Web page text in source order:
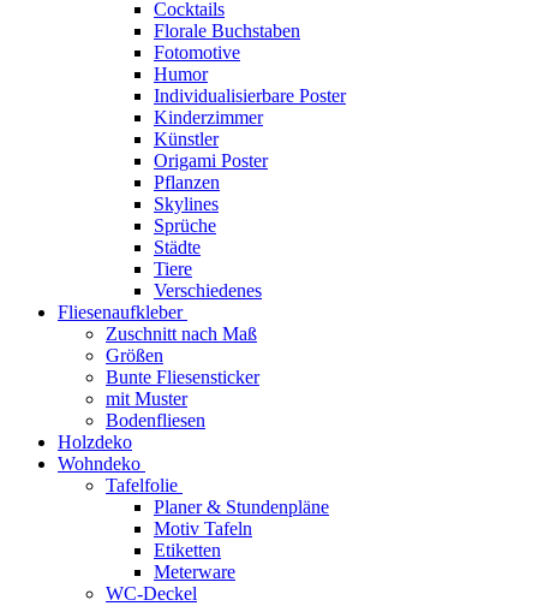
Cocktails
Florale Buchstaben
Fotomotive
Humor
Individualisierbare Poster
Kinderzimmer
Künstler
Origami Poster
Pflanzen
Skylines
Sprüche
Städte
Tiere
Verschiedenes
Fliesenaufkleber
Zuschnitt nach Maß
Größen
Bunte Fliesensticker
mit Muster
Bodenfliesen
Holzdeko
Wohndeko
Tafelfolie
Planer & Stundenpläne
Motiv Tafeln
Etiketten
Meterware
WC-Deckel